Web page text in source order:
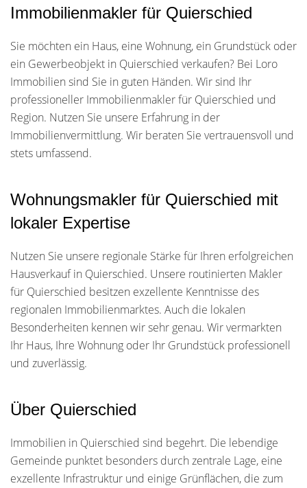
Immobilienmakler für Quierschied
Sie möchten ein Haus, eine Wohnung, ein Grundstück oder
ein Gewerbeobjekt in Quierschied verkaufen? Bei Loro
Immobilien sind Sie in guten Händen. Wir sind Ihr
professioneller Immobilienmakler für Quierschied und
Region. Nutzen Sie unsere Erfahrung in der
Immobilienvermittlung. Wir beraten Sie vertrauensvoll und
stets umfassend.
Wohnungsmakler für Quierschied mit
lokaler Expertise
Nutzen Sie unsere regionale Stärke für Ihren erfolgreichen
Hausverkauf in Quierschied. Unsere routinierten Makler
für Quierschied besitzen exzellente Kenntnisse des
regionalen Immobilienmarktes. Auch die lokalen
Besonderheiten kennen wir sehr genau. Wir vermarkten
Ihr Haus, Ihre Wohnung oder Ihr Grundstück professionell
und zuverlässig.
Über Quierschied
Immobilien in Quierschied sind begehrt. Die lebendige
Gemeinde punktet besonders durch zentrale Lage, eine
exzellente Infrastruktur und einige Grünflächen, die zum